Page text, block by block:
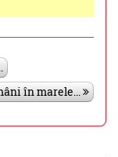
în marele...